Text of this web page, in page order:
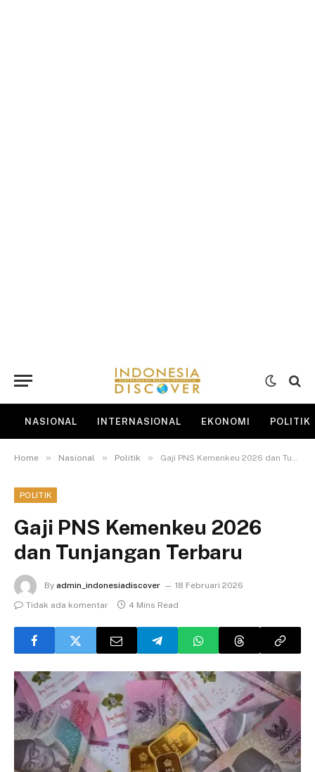
NASIONAL INTERNASIONAL EKONOMI POLITIK
Home » Nasional » Politik » Gaji PNS Kemenkeu 2026 dan Tunjangan Terbaru
POLITIK
Gaji PNS Kemenkeu 2026
dan Tunjangan Terbaru
By admin_indonesiadiscover
18 Februari 2026
Tidak ada komentar
4 Mins Read